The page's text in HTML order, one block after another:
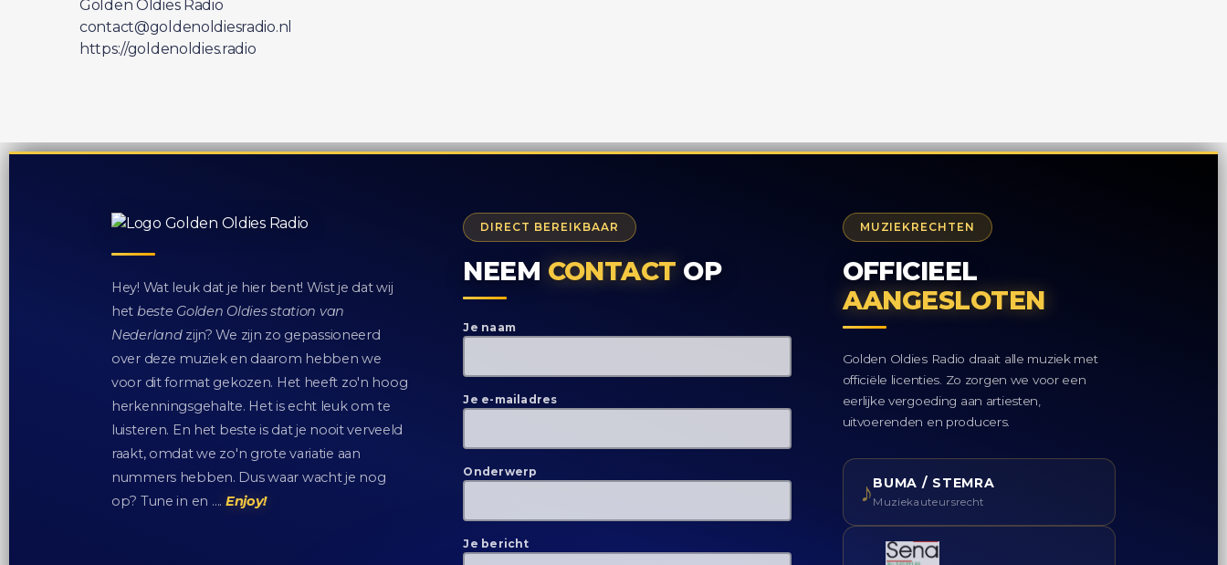
Golden Oldies Radio
contact@goldenoldiesradio.nl
https://goldenoldies.radio
Hey! Wat leuk dat je hier bent! Wist je dat wij
het beste Golden Oldies station van
Nederlandzijn? We zijn zo gepassioneerd
over deze muziek en daarom hebben we
voor dit format gekozen. Het heeft zo'n hoog
herkenningsgehalte. Het is echt leuk om te
luisteren. En het beste is dat je nooit verveeld
raakt, omdat we zo'n grote variatie aan
nummers hebben. Dus waar wacht je nog
op? Tune in en …. Enjoy!
DIRECT BEREIKBAAR
NEEM CONTACT OP
Je naam
Je e-mailadres
Onderwerp
Je bericht
MUZIEKRECHTEN
OFFICIEEL
AANGESLOTEN
Golden Oldies Radio draait alle muziek met
officiële licenties. Zo zorgen we voor een
eerlijke vergoeding aan artiesten,
uitvoerenden en producers.
♪BUMA / STEMRA
Muziekauteursrecht